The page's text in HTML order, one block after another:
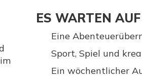
ES WARTEN
Eine
Sport, Spiel und
Ein wöchentlicher